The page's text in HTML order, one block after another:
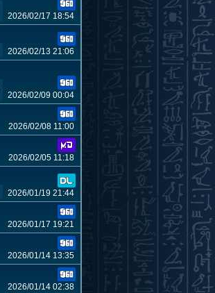
2026/02/17 18:54
2026/02/13 21:06
2026/02/09 00:04
2026/02/08 11:00
2026/02/05 11:18
2026/01/19 21:44
2026/01/17 19:21
2026/01/14 13:35
2026/01/14 02:38